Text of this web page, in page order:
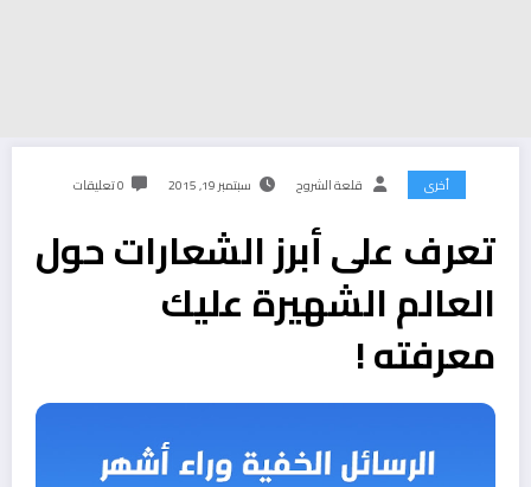
أخرى قلعة الشروح سبتمبر 19, 2015 0 تعليقات
تعرف على أبرز الشعارات حول
العالم الشهيرة عليك
معرفته !